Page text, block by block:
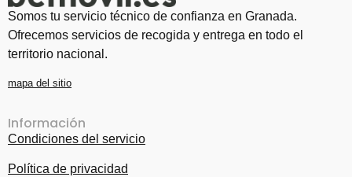
Somos tu servicio técnico de confianza en Granada.
Ofrecemos servicios de recogida y entrega en todo el
territorio nacional.
mapa del sitio
Información
Condiciones del servicio
Política de privacidad